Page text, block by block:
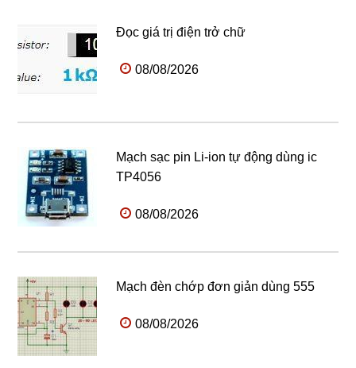
Đọc giá trị điện trở chữ
08/08/2026
Mạch sạc pin Li-ion tự động dùng ic
TP4056
08/08/2026
Mạch đèn chớp đơn giản dùng 555
08/08/2026